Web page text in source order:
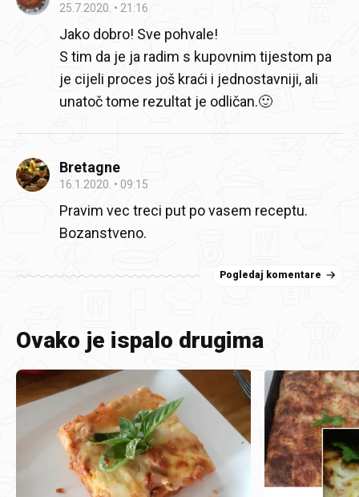
25.7.2020. 21:16
Jako dobro! Sve pohvale!
S tim da je ja radim s kupovnim tijestom pa
je cijeli proces još kraći i jednostavniji, ali
unatoč tome rezultat je odličan.🙂
Bretagne
16.1.2020. 09:15
Pravim vec treci put po vasem receptu.
Bozanstveno.
Pogledaj komentare
Ovako je ispalo drugima